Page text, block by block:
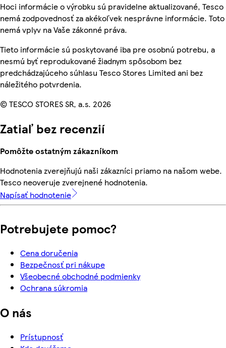
Hoci informácie o výrobku sú pravidelne aktualizované, Tesco
nemá zodpovednosť za akékoľvek nesprávne informácie. Toto
nemá vplyv na Vaše zákonné práva.
Tieto informácie sú poskytované iba pre osobnú potrebu, a
nesmú byť reprodukované žiadnym spôsobom bez
predchádzajúceho súhlasu Tesco Stores Limited ani bez
náležitého potvrdenia.
© TESCO STORES SR, a.s. 2026
Zatiaľ bez recenzií
Pomôžte ostatným zákazníkom
Hodnotenia zverejňujú naši zákazníci priamo na našom webe.
Tesco neoveruje zverejnené hodnotenia.
Napísať hodnotenie
Potrebujete pomoc?
Cena doručenia
Bezpečnosť pri nákupe
Všeobecné obchodné podmienky
Ochrana súkromia
O nás
Prístupnosť